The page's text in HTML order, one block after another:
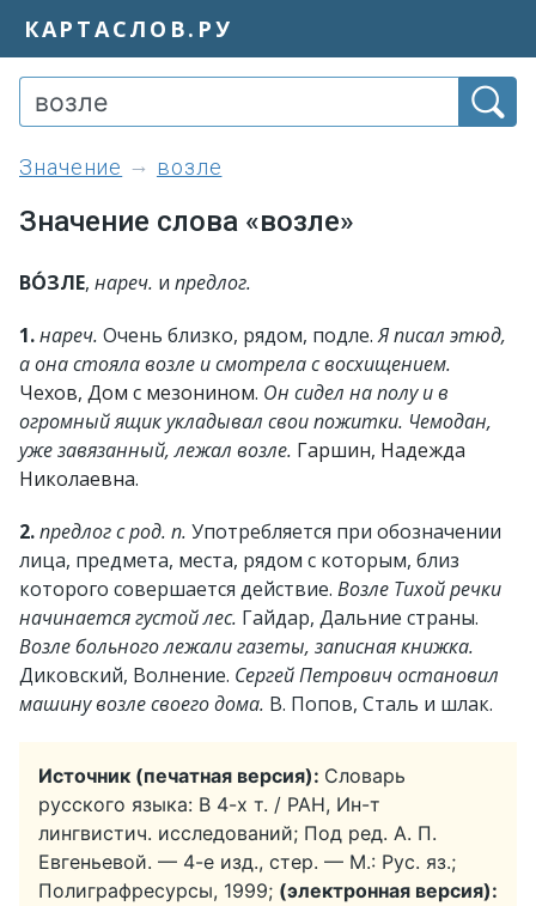
КАРТАСЛОВ.РУ
значение возле
Значение слова «возле»
ВО́ЗЛЕ, нареч. и предлог.
1.нареч. Очень близко, рядом, подле.Я писал этюд,
а она стояла возле и смотрела с восхищением.
Чехов, Дом с мезонином. Он сидел на полу и в
огромный ящик укладывал свои пожитки. Чемодан,
уже завязанный, лежал возле. Гаршин, Надежда
Николаевна.
2.предлог с род. п. Употребляется при обозначении
лица, предмета, места, рядом с которым, близ
которого совершается действие. Возле Тихой речки
начинается густой лес. Гайдар, Дальние страны.
Возле больного лежали газеты, записная книжка.
Диковский, Волнение. Сергей Петрович остановил
машину возле своего дома. В. Попов, Сталь и шлак.
Источник (печатная версия): Словарь
русского языка: В 4-х т. / РАН, Ин-т
лингвистич. исследований; Под ред. А. П.
Евгеньевой. — 4-е изд., стер. — М.: Рус. яз.;
Полиграфресурсы, 1999; (электронная версия):